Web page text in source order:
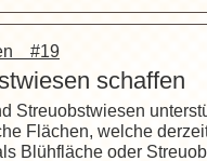
#19
schaffen
Streuobstwiesen
Flächen, welche
Blühfläche oder